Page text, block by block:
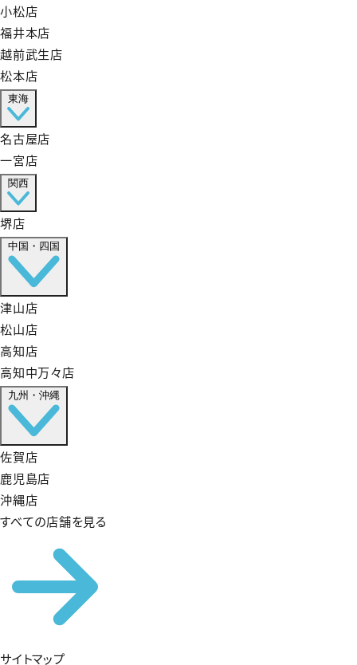
小松店
福井本店
越前武生店
松本店
東海
名古屋店
一宮店
関西
堺店
中国・四国
津山店
松山店
高知店
高知中万々店
九州・沖縄
佐賀店
鹿児島店
沖縄店
すべての店舗を見る
サイトマップ